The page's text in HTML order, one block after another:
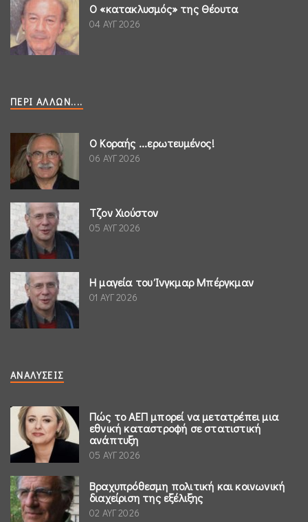
Ο «κατακλυσμός» της Θέουτα
04 ΑΥΓ 2026
ΠΕΡΊ ΆΛΛΩΝ....
Ο Κοραής ...ερωτευμένος!
06 ΑΥΓ 2026
Τζον Χιούστον
05 ΑΥΓ 2026
Η μαγεία του Ίνγκμαρ Μπέργκμαν
01 ΑΥΓ 2026
ΑΝΑΛΎΣΕΙΣ
Πώς το ΑΕΠ μπορεί να μετατρέπει μια
εθνική καταστροφή σε στατιστική
ανάπτυξη
05 ΑΥΓ 2026
Βραχυπρόθεσμη πολιτική και κοινωνική
διαχείριση της εξέλιξης
02 ΑΥΓ 2026